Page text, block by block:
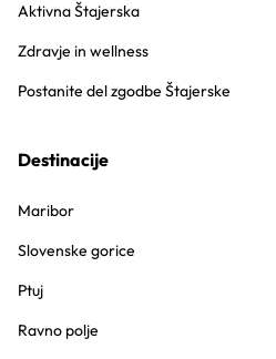
Aktivna Štajerska
Zdravje in wellness
Postanite del zgodbe Štajerske
Destinacije
Maribor
Slovenske gorice
Ptuj
Ravno polje